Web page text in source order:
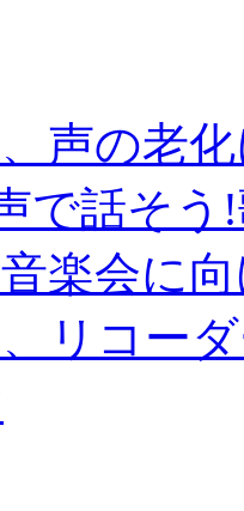
声の老
で話そう
楽会に
リコー